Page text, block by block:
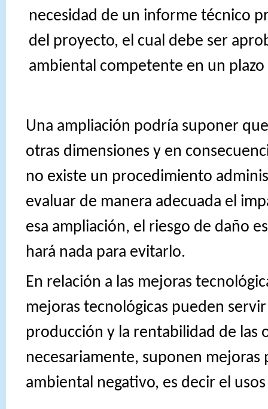
necesidad de un informe técnico
del proyecto, el cual debe ser
ambiental competente en un
Una ampliación podría suponer
otras dimensiones y en
no existe un procedimiento
evaluar de manera adecuada el
esa ampliación, el riesgo de daño
hará nada para evitarlo.
En relación a las mejoras
mejoras tecnológicas pueden
producción y la rentabilidad de las
necesariamente, suponen mejoras
ambiental negativo, es decir el